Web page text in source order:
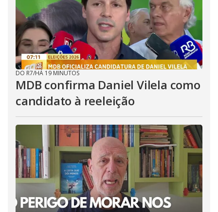
DO R7/HÁ 19 MINUTOS
MDB confirma Daniel Vilela como
candidato à reeleição